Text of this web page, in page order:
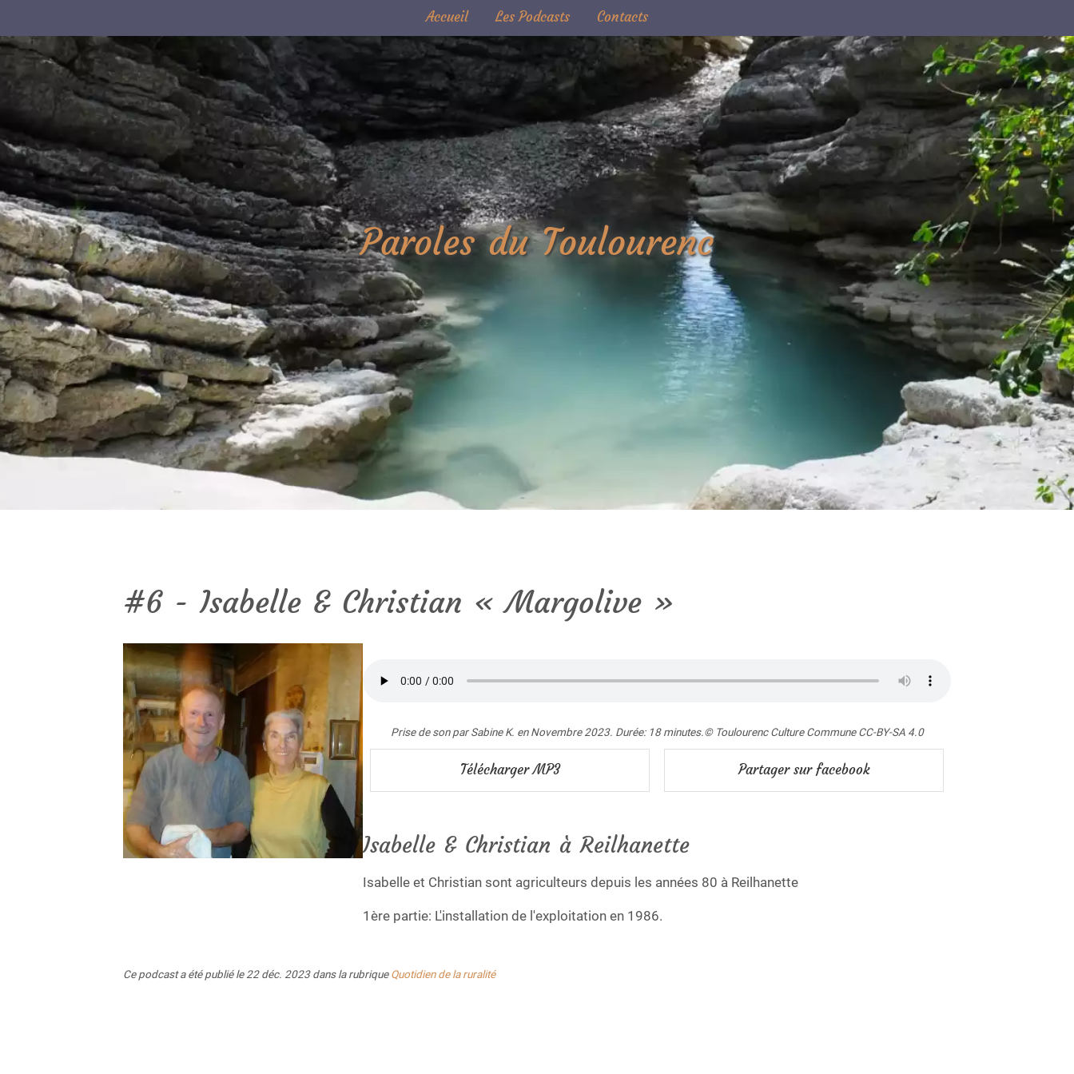
Accueil Les Podcasts Contacts
Paroles du Toulourenc
#6 - Isabelle & Christian « Margolive »
Prise de son par Sabine K. en Novembre 2023. Durée: 18 minutes.© Toulourenc Culture Commune CC-BY-SA 4.0
Télécharger MP3 Partager sur facebook
Isabelle & Christian à Reilhanette
Isabelle et Christian sont agriculteurs depuis les années 80 à Reilhanette
1ère partie: L'installation de l'exploitation en 1986.
Ce podcast a été publié le 22 déc. 2023 dans la rubriqueQuotidien de la ruralité